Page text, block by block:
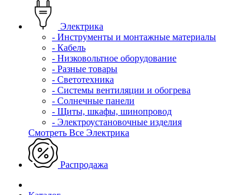
Электрика
- Инструменты и монтажные материалы
- Кабель
- Низковольтное оборудование
- Разные товары
- Светотехника
- Системы вентиляции и обогрева
- Солнечные панели
- Щиты, шкафы, шинопровод
- Электроустановочные изделия
Смотреть Все Электрика
Распродажа